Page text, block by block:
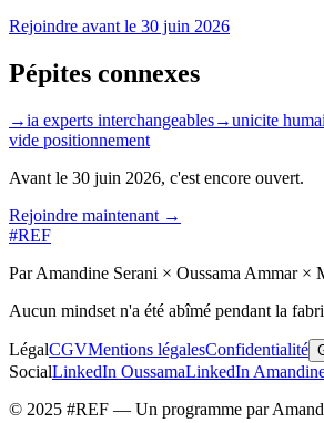
Rejoindre avant le 30 juin 2026
Pépites connexes
→ia experts interchangeables→unicite
vide positionnement
Avant le 30 juin 2026, c'est encore ouvert.
Rejoindre maintenant →
#REF
Par Amandine Serani × Oussama Ammar ×
Aucun mindset n'a été abîmé pendant la
LégalCGVMentions légalesConfidentialité
SocialLinkedIn OussamaLinkedIn
© 2025 #REF — Un programme par